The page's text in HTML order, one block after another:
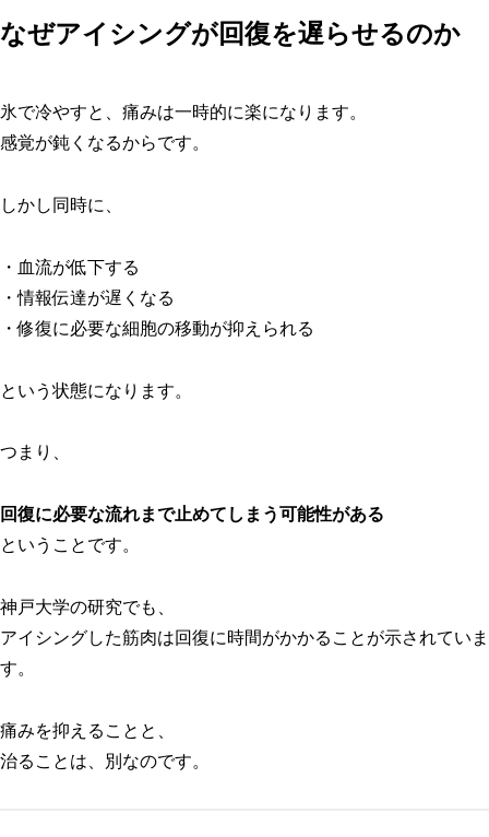
なぜアイシングが回復を遅らせるのか
氷で冷やすと、痛みは一時的に楽になります。
感覚が鈍くなるからです。
しかし同時に、
・血流が低下する
・情報伝達が遅くなる
・修復に必要な細胞の移動が抑えられる
という状態になります。
つまり、
回復に必要な流れまで止めてしまう可能性がある
ということです。
神戸大学の研究でも、
アイシングした筋肉は回復に時間がかかることが示されていま
す。
痛みを抑えることと、
治ることは、別なのです。